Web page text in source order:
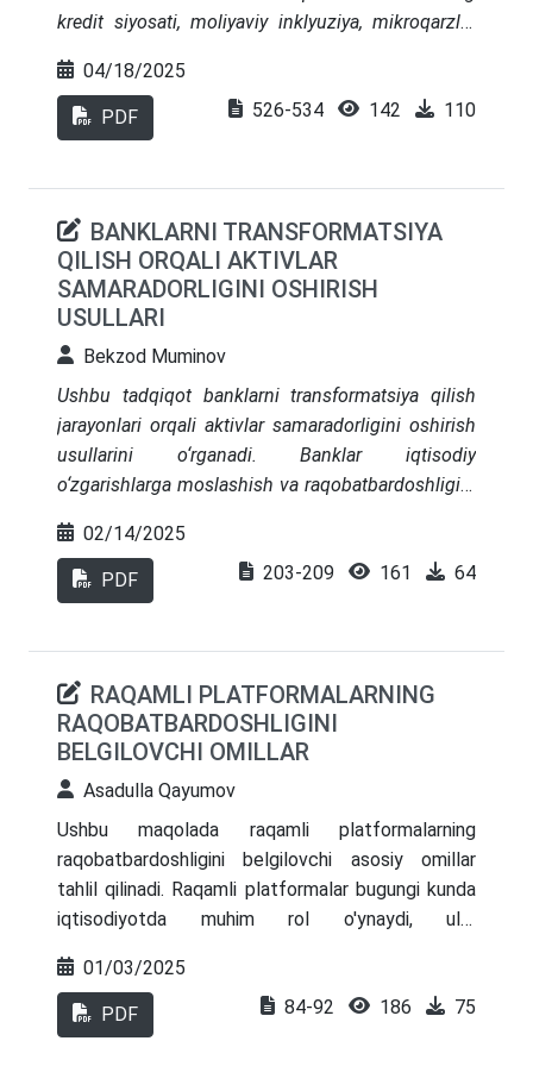
kredit siyosati, moliyaviy inklyuziya, mikroqarzlar
kambag‘allikni kamaytirishdagi o‘rni muhokama
qilinadi. Shuningdek, xalqaro tajribalar asosida
tijorat banklarining ijtimoiy mas’uliyatini
04/18/2025
PDF 526-534 142 110
BANKLARNI TRANSFORMATSIYA
QILISH ORQALI AKTIVLAR
SAMARADORLIGINI OSHIRISH
USULLARI
Bekzod Muminov
Ushbu tadqiqot banklarni transformatsiya qilish
jarayonlari orqali aktivlar samaradorligini oshirish
usullarini o‘rganadi. Banklar iqtisodiy
o‘zgarishlarga moslashish va raqobatbardoshligini
amalga oshirishlari zarur. Tadqiqotda banklarning
transformatsiya jarayonlari, ularning samaradorligi
va moliyaviy ko‘rsatkichlari o‘rtasidagi bog‘liqlik
02/14/2025
PDF 203-209 161 64
RAQAMLI PLATFORMALARNING
RAQOBATBARDOSHLIGINI
BELGILOVCHI OMILLAR
Asadulla Qayumov
Ushbu maqolada raqamli platformalarning
raqobatbardoshligini belgilovchi asosiy omillar
tahlil qilinadi. Raqamli platformalar bugungi kunda
iqtisodiyotda muhim rol o'ynaydi, ular
taqdim etib, bozorni shakllantiradi. Maqolada
texnologik innovatsiyalar, foydalanuvchi tajribasi,
xizmatlar va mahsulotlarning sifati, ijtimoiy
01/03/2025
PDF 84-92 186 75